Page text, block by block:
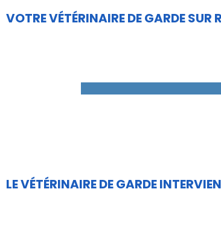
VOTRE VÉTÉRINAIRE DE GARDE SUR
LE VÉTÉRINAIRE DE GARDE